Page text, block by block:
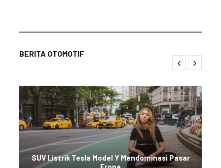
BERITA OTOMOTIF
SUV Listrik Tesla Model Y Mendominasi Pasar